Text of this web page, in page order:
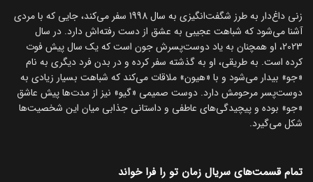
زنی داغ‌دار به طرز شگفت‌انگیزی به سال 1998 سفر می‌کند، جایی که با مردی
آشنا می‌شود که شباهت عجیبی به عشق از دست رفته‌اش دارد. در سال
2023، او همچنان به یاد دوست‌پسرش جون است که یک سال پیش فوت
کرده است. به طریقی، او به گذشته سفر کرده و در بدن فرد دیگری به نام
«جو» بیدار می‌شود و با «هیون» ملاقات می‌کند که شباهت بسیار زیادی به
دوست‌پسر مرحومش دارد. دوست صمیمی «گیو» نیز از مدت‌ها پیش عاشق
«جو» بوده و پیچیدگی‌های عاطفی و داستانی جذابی میان این شخصیت‌ها
شکل می‌گیرد.
تمام قسمت‌های سریال زمان تو را فرا خواند